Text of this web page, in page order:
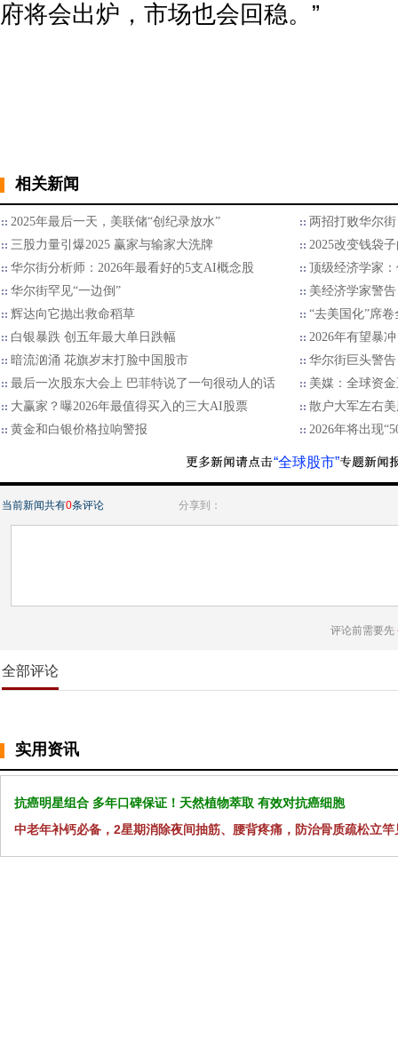
府将会出炉，市场也会回稳。”
相关新闻
2025年最后一天，美联储“创纪录放水”
两招打败华尔
三股力量引爆2025 赢家与输家大洗牌
2025改变钱袋
华尔街分析师：2026年最看好的5支AI概念股
顶级经济学家
华尔街罕见“一边倒”
美经济学家警
辉达向它抛出救命稻草
“去美国化”席
白银暴跌 创五年最大单日跌幅
2026年有望暴
暗流汹涌 花旗岁末打脸中国股市
华尔街巨头警告
最后一次股东大会上 巴菲特说了一句很动人的话
美媒：全球资
大赢家？曝2026年最值得买入的三大AI股票
散户大军左右
黄金和白银价格拉响警报
2026年将出现
“全球股市”
当前新闻共有0条评论 分享到：
评论前需要先
全部评论
实用资讯
抗癌明星组合 多年口碑保证！天然植物萃取 有效对抗癌细胞
中老年补钙必备，2星期消除夜间抽筋、腰背疼痛，防治骨质疏松立竿